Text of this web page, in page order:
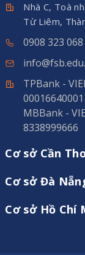
Nhà C, Toà
Từ Liêm,
0908 323 068
TPBank -
00016640001
MBBank -
8338999666
Cơ sở Cần
Cơ sở Đà
Cơ sở Hồ Chí